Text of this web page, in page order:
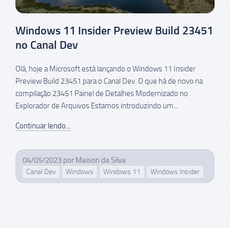
Windows 11 Insider Preview Build 23451
no Canal Dev
Olá, hoje a Microsoft está lançando o Windows 11 Insider
Preview Build 23451 para o Canal Dev. O que há de novo na
compilação 23451 Painel de Detalhes Modernizado no
Explorador de Arquivos Estamos introduzindo um...
Continuar lendo...
04/05/2023 por Maison da Silva
Canal Dev Windows Windows 11 Windows Insider